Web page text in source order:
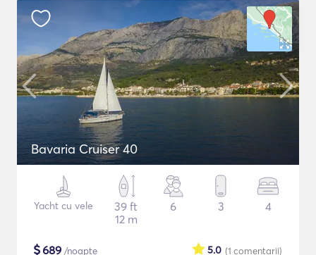
Bavaria Cruiser 40
Yacht cu vele
39 ft
12 m
6 3 4
$689 /noapte (1 comentarii)
5.0